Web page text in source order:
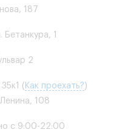
187
Бетанкура, 1
2
( Как проехать? )
108
с 9:00-22:00